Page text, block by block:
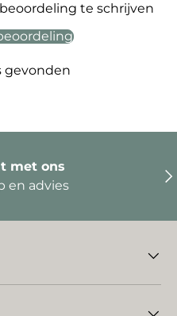
te schrijven
gevonden
met ons
en advies